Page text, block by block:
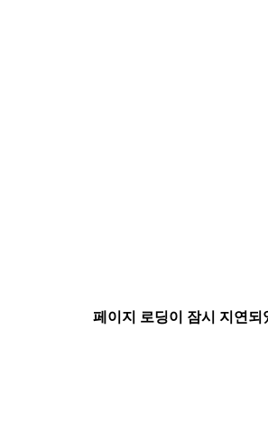
페이지 로딩이 잠시 지연